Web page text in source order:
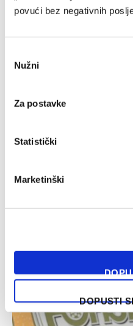
povući bez negativnih
Selection
Nužni
Za postavke
Statistički
Marketinški
DOPUSTI
prvenstvu i Mediteranskim
Džumhur opravdao ulogu
04/08/2026